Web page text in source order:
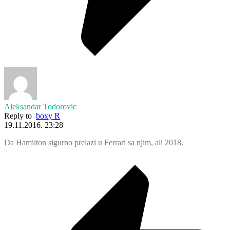
Aleksandar Todorovic
Reply to boxy R
19.11.2016. 23:28
Da Hamilton sigurno prelazi u Ferrari sa njim, ali 2018.